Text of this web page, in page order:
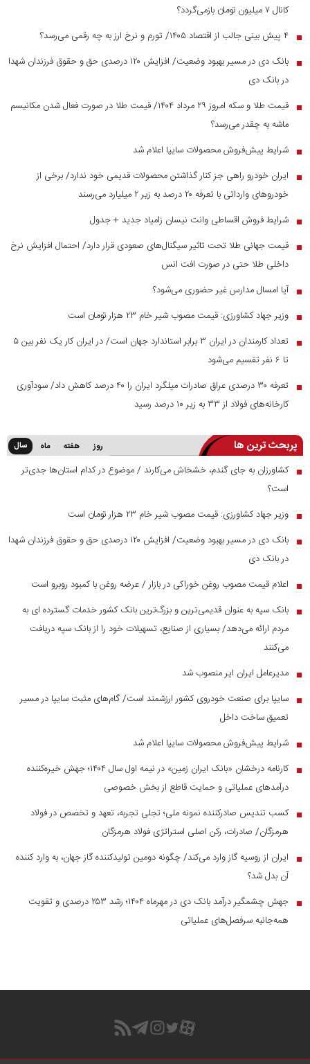
کانال ۷ میلیون تومان بازمی‌گردد؟
■ ۴ پیش بینی جالب از اقتصاد ۱۴۰۵/ تورم و نرخ ارز به چه رقمی می‌رسد؟
■
بانک دی در مسیر بهبود وضعیت/ افزایش ۱۲۰ درصدی حق و حقوق فرزندان شهدا
در بانک دی
■
قیمت طلا و سکه امروز ۲۹ مرداد ۱۴۰۴/ قیمت طلا در صورت فعال شدن مکانیسم
ماشه به چقدر می‌رسد؟
■ شرایط پیش‌فروش محصولات سایپا اعلام شد
■
ایران خودرو راهی جز کنار گذاشتن محصولات قدیمی خود ندارد/ برخی از
خودرو‌های وارداتی با تعرفه ۲۰ درصد به زیر ۲ میلیارد می‌رسند
■ شرایط فروش اقساطی وانت نیسان زامیاد جدید + جدول
■ قیمت جهانی طلا تحت تاثیر سیگنال‌های صعودی قرار دارد/ احتمال افزایش نرخ
داخلی طلا حتی در صورت افت انس
■ آیا امسال مدارس غیر حضوری می‌شود؟
■ وزیر جهاد کشاورزی: قیمت مصوب شیر خام ۲۳ هزار تومان است
■
تعداد کارمندان در ایران ۳ برابر استاندارد جهان است/ در ایران کار یک نفر بین ۵
تا ۶ نفر تقسیم می‌شود
■
تعرفه ۳۰ درصدی عراق صادرات میلگرد ایران را ۴۰ درصد کاهش داد/ سودآوری
کارخانه‌های فولاد از ۳۳ به زیر ۱۰ درصد رسید
پربحث ترین ها روز هفته ماه سال
■ کشاورزان به جای گندم، خشخاش می‌کارند / موضوع در کدام استان‌ها جدی‌تر
است؟
■ وزیر جهاد کشاورزی: قیمت مصوب شیر خام ۲۳ هزار تومان است
■
بانک دی در مسیر بهبود وضعیت/ افزایش ۱۲۰ درصدی حق و حقوق فرزندان شهدا
در بانک دی
■ اعلام قیمت مصوب روغن خوراکی در بازار / عرضه روغن با کمبود روبرو است
■ بانک سپه به عنوان قدیمی‌ترین و بزرگ‌ترین بانک کشور خدمات گسترده ای به
مردم ارائه می‌دهد/ بسیاری از صنایع، تسهیلات خود را از بانک سپه دریافت
می‌کنند
■ مدیرعامل ایران ایر منصوب شد
■ سایپا برای صنعت خودروی کشور ارزشمند است/ گام‌های مثبت سایپا در مسیر
تعمیق ساخت داخل
■ شرایط پیش‌فروش محصولات سایپا اعلام شد
■
کارنامه درخشان «بانک ایران زمین» در نیمه اول سال ۱۴۰۴؛ جهش خیره‌کننده
درآمد‌های عملیاتی و حمایت قاطع از بخش خصوصی
■ کسب تندیس صادرکننده نمونه ملی؛ تجلی تجربه، تعهد و تخصص در فولاد
هرمزگان/ صادرات، رکن اصلی استراتژی فولاد هرمزگان
■
ایران از روسیه گاز وارد می‌کند/ چگونه دومین تولیدکننده گاز جهان، به وارد کننده
آن بدل شد؟
■
جهش چشمگیر درآمد بانک دی در مهرماه ۱۴۰۴؛ رشد ۲۵۳ درصدی و تقویت
همه‌جانبه سرفصل‌های عملیاتی